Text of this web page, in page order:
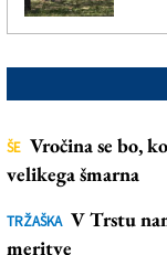
ŠE Vročina se bo,
velikega šmarna
TRŽAŠKA V Trstu
meritve